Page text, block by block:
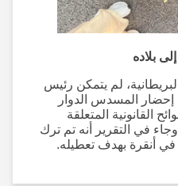
بلاده
لم يتمكن رئيس
المسدس الدوار
القانونية المتعلقة
في التقرير أنه تم ترك
أنقرة بهدف تعطيله.